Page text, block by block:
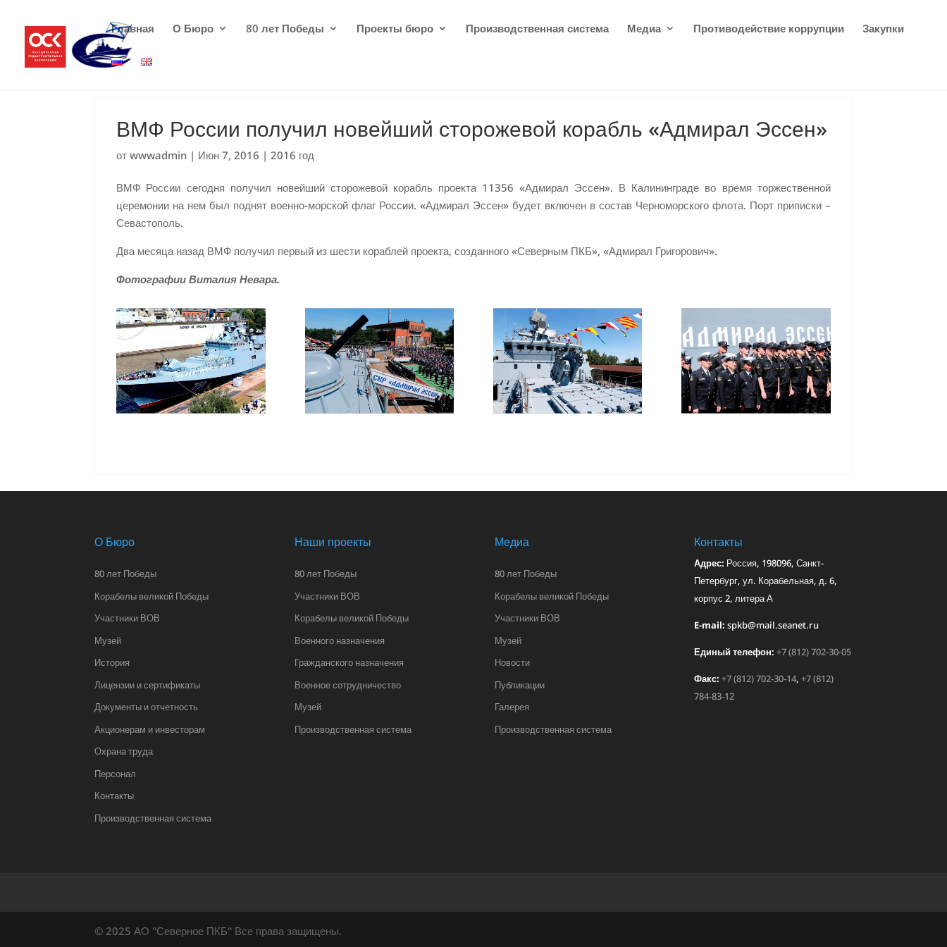
Главная О Бюро 80 лет Победы Проекты бюро Производственная система Медиа Противодействие коррупции Закупки
ВМФ России получил новейший сторожевой корабль «Адмирал Эссен»
отwwwadmin | Июн 7, 2016 |2016 год
ВМФ России сегодня получил новейший сторожевой корабль проекта 11356 «Адмирал Эссен». В Калининграде во время торжественной
церемонии на нем был поднят военно-морской флаг России. «Адмирал Эссен» будет включен в состав Черноморского флота. Порт приписки –
Севастополь.
Два месяца назад ВМФ получил первый из шести кораблей проекта, созданного «Северным ПКБ», «Адмирал Григорович».
Фотографии Виталия Невара.
О Бюро
80 лет Победы
Корабелы великой Победы
Участники ВОВ
Музей
История
Лицензии и сертификаты
Документы и отчетность
Акционерам и инвесторам
Охрана труда
Персонал
Контакты
Производственная система
Наши проекты
80 лет Победы
Участники ВОВ
Корабелы великой Победы
Военного назначения
Гражданского назначения
Военное сотрудничество
Музей
Производственная система
Медиа
80 лет Победы
Корабелы великой Победы
Участники ВОВ
Музей
Новости
Публикации
Галерея
Производственная система
Контакты
Адрес: Россия, 198096, Санкт-
Петербург, ул. Корабельная, д. 6,
корпус 2, литера А
E-mail: spkb@mail.seanet.ru
Единый телефон:+7 (812) 702-30-05
Факс: +7 (812) 702-30-14,+7 (812)
784-83-12
© 2025 АО "Северное ПКБ" Все права защищены.